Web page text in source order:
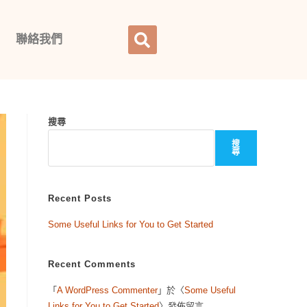
聯絡我們
搜尋
搜
尋
Recent Posts
Some Useful Links for You to Get Started
Recent Comments
「 A WordPress Commenter」於〈Some Useful